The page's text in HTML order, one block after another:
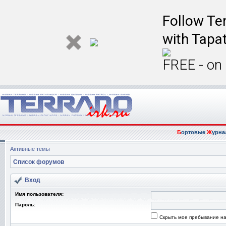
Follow
with
FREE -
БортовыеЖ
Активные темы
Список форумов
Вход
Имя пользователя:
Пароль:
Скрыть мое пребывание